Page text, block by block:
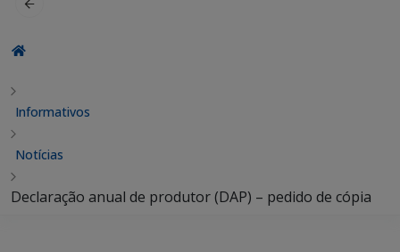
Informativos
Notícias
Declaração anual de produtor (DAP) – pedido de cópia